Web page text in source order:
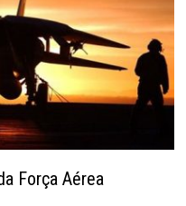
Força Aérea